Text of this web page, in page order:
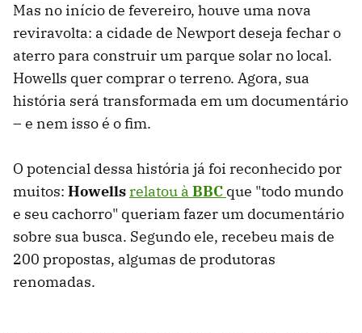
Mas no início de fevereiro, houve uma nova
reviravolta: a cidade de Newport deseja fechar o
aterro para construir um parque solar no local.
Howells quer comprar o terreno. Agora, sua
história será transformada em um documentário
– e nem isso é o fim.
O potencial dessa história já foi reconhecido por
muitos: Howellsrelatou à BBC que "todo mundo
e seu cachorro" queriam fazer um documentário
sobre sua busca. Segundo ele, recebeu mais de
200 propostas, algumas de produtoras
renomadas.